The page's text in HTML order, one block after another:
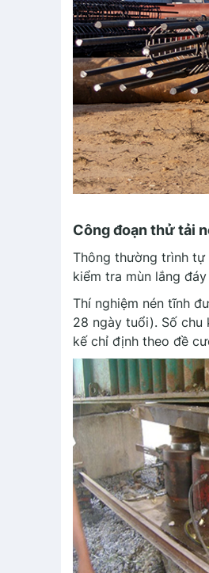
Công đoạn thử tải
Thông thường trình
kiểm tra mùn lắng
Thí nghiệm nén tĩnh
28 ngày tuổi). Số
kế chỉ định theo đề